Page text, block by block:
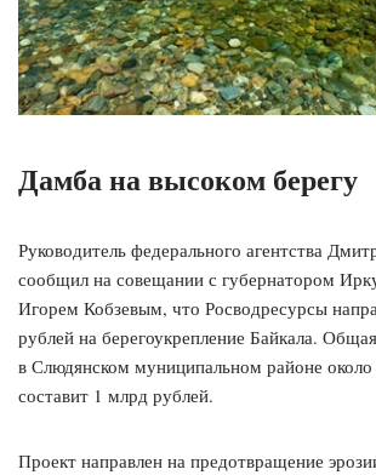
Дамба на высоком берегу
Руководитель федерального агентства
сообщил на совещании с губернатором
Игорем Кобзевым, что Росводресурсы
рублей на берегоукрепление Байкала.
в Слюдянском муниципальном районе около
составит 1 млрд рублей.
Проект направлен на предотвращение